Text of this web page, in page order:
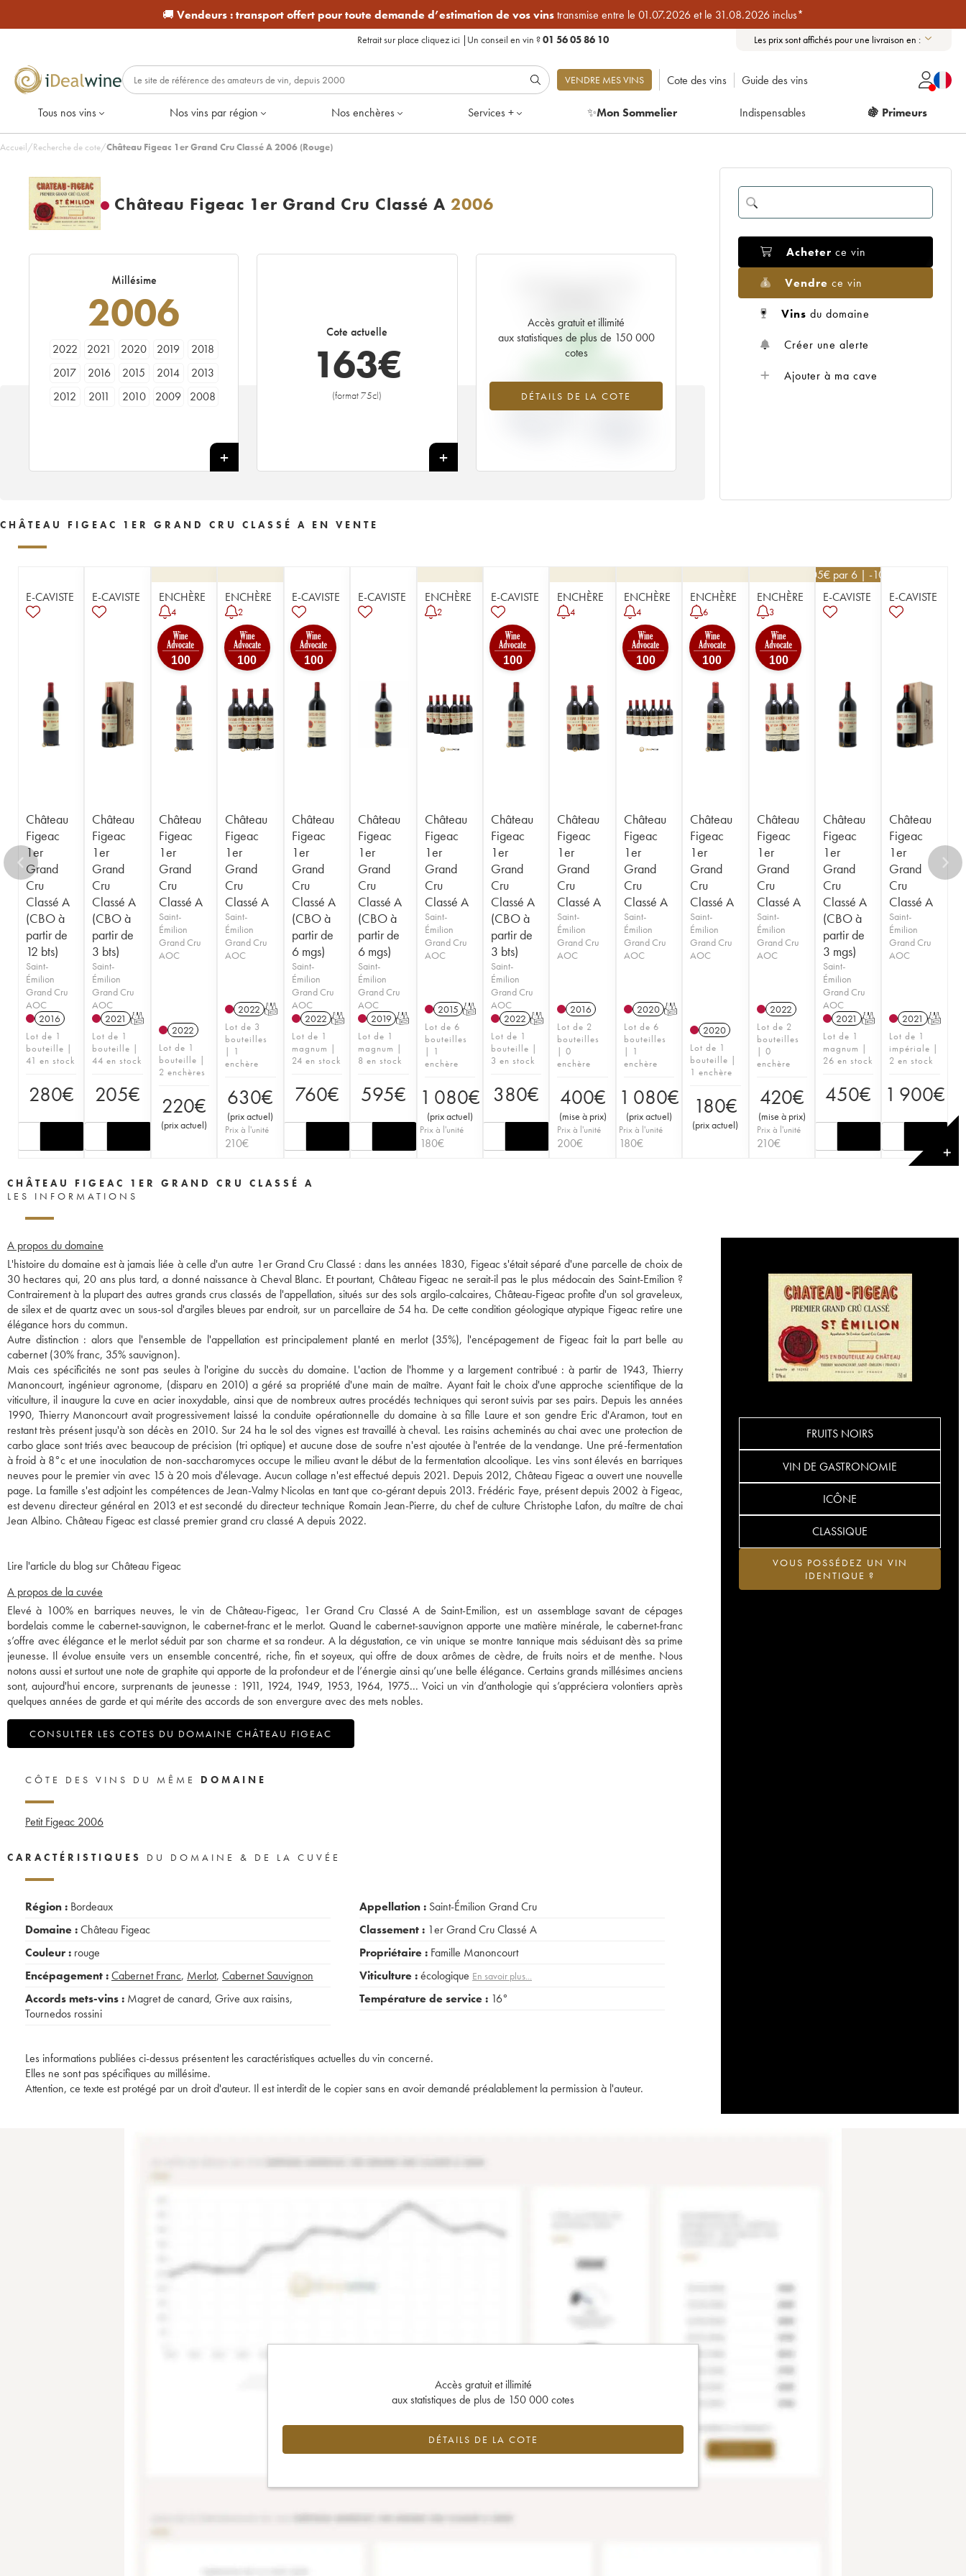
🚚 Vendeurs :transport offert pour toute demande d’estimation de vos vinstransmise entre le 01.07.2026 et le 31.08.2026 inclus*
Retrait sur place cliquez ici | Un conseil en vin ?01 56 05 86 10 Les prix sont affichés pour une livraison en :
VENDRE MES VINS Cote des vins Guide des vins
Tous nos vins Nos vins par région Nos enchères Services + ✨Mon Sommelier Indispensables 🍇 Primeurs
Accueil/Recherche de cote/Château Figeac 1er Grand Cru Classé A 2006 (Rouge)
Château Figeac 1er Grand Cru Classé A 2006
Millésime
2006
2022 2021 2020 2019
2018
2017
2016 2015 2014
2013
2012
2011 2010 2009
2008
1998
1997
1996 1995 1994
1993
1968
1967
1964 1961
1953
1952
1946
1945
1935
1923 ----
Cote actuelle
163€
(format 75cl)
+
Accès gratuit et illimité
aux statistiques de plus de 150 000
cotes
DÉTAILS DE LA COTE
72€
+126.06% -28%
Acheter ce vin
Vendre ce vin
Vins du domaine
Créer une alerte
Ajouter à ma cave
CHÂTEAU FIGEAC 1ER GRAND CRU CLASSÉ A EN VENTE
E-CAVISTE
Château
Figeac
1er
Grand
Cru
Classé A
(CBO à
partir de
12 bts)
Saint-
Émilion
Grand Cru
AOC
2016
Lot de 1
bouteille |
41 en stock
280€
E-CAVISTE
Château
Figeac
1er
Grand
Cru
Classé A
(CBO à
partir de
3 bts)
Saint-
Émilion
Grand Cru
AOC
2021 T
Lot de 1
bouteille |
44 en stock
205€
ENCHÈRE
4
100
Château
Figeac
1er
Grand
Cru
Classé A
Saint-
Émilion
Grand Cru
AOC
2022
Lot de 1
bouteille |
2 enchères
220€
(prix actuel)
ENCHÈRE
2
100
Château
Figeac
1er
Grand
Cru
Classé A
Saint-
Émilion
Grand Cru
AOC
2022 T
Lot de 3
bouteilles
| 1
enchère
630€
(prix actuel)
Prix à l'unité
210€
E-CAVISTE
100
Château
Figeac
1er
Grand
Cru
Classé A
(CBO à
partir de
6 mgs)
Saint-
Émilion
Grand Cru
AOC
2022 T
Lot de 1
magnum |
24 en stock
760€
E-CAVISTE
Château
Figeac
1er
Grand
Cru
Classé A
(CBO à
partir de
6 mgs)
Saint-
Émilion
Grand Cru
AOC
2019 T
Lot de 1
magnum |
8 en stock
595€
ENCHÈRE
2
Château
Figeac
1er
Grand
Cru
Classé A
Saint-
Émilion
Grand Cru
AOC
2015 T
Lot de 6
bouteilles
| 1
enchère
1 080€
(prix actuel)
Prix à l'unité
180€
E-CAVISTE
100
Château
Figeac
1er
Grand
Cru
Classé A
(CBO à
partir de
3 bts)
Saint-
Émilion
Grand Cru
AOC
2022 T
Lot de 1
bouteille |
3 en stock
380€
ENCHÈRE
4
Château
Figeac
1er
Grand
Cru
Classé A
Saint-
Émilion
Grand Cru
AOC
2016
Lot de 2
bouteilles
| 0
enchère
400€
(mise à prix)
Prix à l'unité
200€
ENCHÈRE
4
100
Château
Figeac
1er
Grand
Cru
Classé A
Saint-
Émilion
Grand Cru
AOC
2020 T
Lot de 6
bouteilles
| 1
enchère
1 080€
(prix actuel)
Prix à l'unité
180€
ENCHÈRE
6
100
Château
Figeac
1er
Grand
Cru
Classé A
Saint-
Émilion
Grand Cru
AOC
2020
Lot de 1
bouteille |
1 enchère
180€
(prix actuel)
ENCHÈRE
3
100
Château
Figeac
1er
Grand
Cru
Classé A
Saint-
Émilion
Grand Cru
AOC
2022
Lot de 2
bouteilles
| 0
enchère
420€
(mise à prix)
Prix à l'unité
210€
405€ par 6 | -10%
E-CAVISTE
Château
Figeac
1er
Grand
Cru
Classé A
(CBO à
partir de
3 mgs)
Saint-
Émilion
Grand Cru
AOC
2021 T
Lot de 1
magnum |
26 en stock
450€
E-CAVISTE
Château
Figeac
1er
Grand
Cru
Classé A
Saint-
Émilion
Grand Cru
AOC
2021 T
Lot de 1
impériale |
2 en stock
1 900€
✕
CHÂTEAU FIGEAC 1ER GRAND CRU CLASSÉ A
LES INFORMATIONS
A propos du domaine
L'histoire du domaine est à jamais liée à celle d'un autre 1er Grand Cru Classé : dans les années 1830, Figeac s'était séparé d'une parcelle de choix de
30 hectares qui, 20 ans plus tard, a donné naissance à Cheval Blanc. Et pourtant, Château Figeac ne serait-il pas le plus médocain des Saint-Emilion ?
Contrairement à la plupart des autres grands crus classés de l'appellation, situés sur des sols argilo-calcaires, Château-Figeac profite d'un sol graveleux,
de silex et de quartz avec un sous-sol d'argiles bleues par endroit, sur un parcellaire de 54 ha. De cette condition géologique atypique Figeac retire une
élégance hors du commun.
Autre distinction : alors que l'ensemble de l'appellation est principalement planté en merlot (35%), l'encépagement de Figeac fait la part belle au
cabernet (30% franc, 35% sauvignon).
Mais ces spécificités ne sont pas seules à l'origine du succès du domaine. L'action de l'homme y a largement contribué : à partir de 1943, Thierry
Manoncourt, ingénieur agronome, (disparu en 2010) a géré sa propriété d'une main de maître. Ayant fait le choix d'une approche scientifique de la
viticulture, il inaugure la cuve en acier inoxydable, ainsi que de nombreux autres procédés techniques qui seront suivis par ses pairs. Depuis les années
1990, Thierry Manoncourt avait progressivement laissé la conduite opérationnelle du domaine à sa fille Laure et son gendre Eric d'Aramon, tout en
restant très présent jusqu'à son décès en 2010. Sur 24 ha le sol des vignes est travaillé à cheval. Les raisins acheminés au chai avec une protection de
carbo glace sont triés avec beaucoup de précision (tri optique) et aucune dose de soufre n'est ajoutée à l'entrée de la vendange. Une pré-fermentation
à froid à 8°c et une inoculation de non-saccharomyces occupe le milieu avant le début de la fermentation alcoolique. Les vins sont élevés en barriques
neuves pour le premier vin avec 15 à 20 mois d'élevage. Aucun collage n'est effectué depuis 2021. Depuis 2012, Château Figeac a ouvert une nouvelle
page. La famille s'est adjoint les compétences de Jean-Valmy Nicolas en tant que co-gérant depuis 2013. Frédéric Faye, présent depuis 2002 à Figeac,
est devenu directeur général en 2013 et est secondé du directeur technique Romain Jean-Pierre, du chef de culture Christophe Lafon, du maître de chai
Jean Albino. Château Figeac est classé premier grand cru classé A depuis 2022.
Lire l'article du blog sur Château Figeac
A propos de la cuvée
Elevé à 100% en barriques neuves, le vin de Château-Figeac, 1er Grand Cru Classé A de Saint-Emilion, est un assemblage savant de cépages
bordelais comme le cabernet-sauvignon, le cabernet-franc et le merlot. Quand le cabernet-sauvignon apporte une matière minérale, le cabernet-franc
s’offre avec élégance et le merlot séduit par son charme et sa rondeur. A la dégustation, ce vin unique se montre tannique mais séduisant dès sa prime
jeunesse. Il évolue ensuite vers un ensemble concentré, riche, fin et soyeux, qui offre de doux arômes de cèdre, de fruits noirs et de menthe. Nous
notons aussi et surtout une note de graphite qui apporte de la profondeur et de l’énergie ainsi qu’une belle élégance. Certains grands millésimes anciens
sont, aujourd'hui encore, surprenants de jeunesse : 1911, 1924, 1949, 1953, 1964, 1975... Voici un vin d’anthologie qui s’appréciera volontiers après
quelques années de garde et qui mérite des accords de son envergure avec des mets nobles.
CONSULTER LES COTES DU DOMAINE CHÂTEAU FIGEAC
FRUITS NOIRS
VIN DE GASTRONOMIE
ICÔNE
CLASSIQUE
VOUS POSSÉDEZ UN VIN
IDENTIQUE ?
CÔTE DES VINS DU MÊME DOMAINE
Petit Figeac 2006
CARACTÉRISTIQUES DU DOMAINE & DE LA CUVÉE
Région : Bordeaux
Domaine :Château Figeac
Couleur : rouge
Encépagement :Cabernet Franc, Merlot, Cabernet Sauvignon
Accords mets-vins : Magret de canard, Grive aux raisins,
Tournedos rossini
Appellation : Saint-Émilion Grand Cru
Classement : 1er Grand Cru Classé A
Propriétaire : Famille Manoncourt
Viticulture :écologique En savoir plus...
Température de service : 16°
Les informations publiées ci-dessus présentent les caractéristiques actuelles du vin concerné.
Elles ne sont pas spécifiques au millésime.
Attention, ce texte est protégé par un droit d'auteur. Il est interdit de le copier sans en avoir demandé préalablement la permission à l'auteur.
Accès gratuit et illimité
aux statistiques de plus de 150 000 cotes
DÉTAILS DE LA COTE